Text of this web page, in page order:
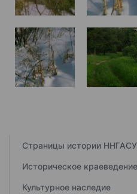
Страницы истории ННГАСУ
Историческое краеведение
Культурное наследие